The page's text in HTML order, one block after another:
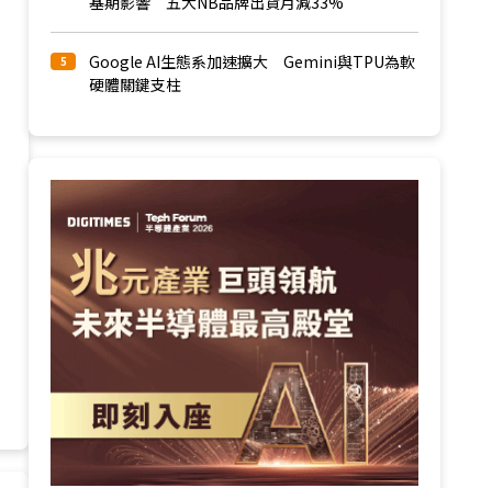
5
Google AI生態系加速擴大 Gemini與TPU為軟
硬體關鍵支柱